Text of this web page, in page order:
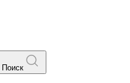
Поиск